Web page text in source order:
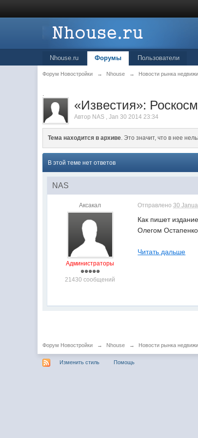
Nhouse.ru Форумы Пользователи
Форум Новостройки → Nhouse → Новости рынка
.
«Известия»:
Автор NAS ,Jan 30 2014 23:34
Тема находится в архиве. Это значит, что в нее
В этой теме нет ответов
NAS
Аксакал
Администраторы
21430 сообщений
Отправлено30
Как пишет
Олегом
Читать дальше
Форум Новостройки → Nhouse → Новости рынка
Изменить стиль Помощь